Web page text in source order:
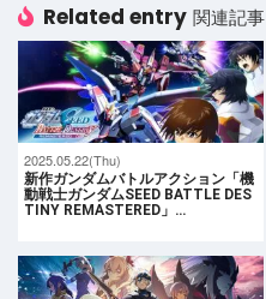
Related entry 関連記事
2025.05.22(Thu)
新作ガンダムバトルアクション「機
動戦士ガンダムSEED BATTLE DES
TINY REMASTERED」…